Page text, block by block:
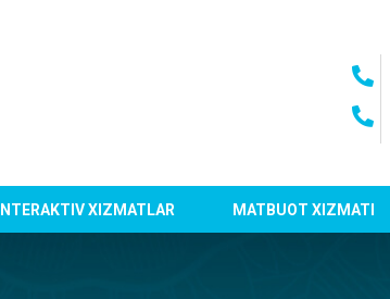
XIZMATLAR MATBUOT XIZMATI